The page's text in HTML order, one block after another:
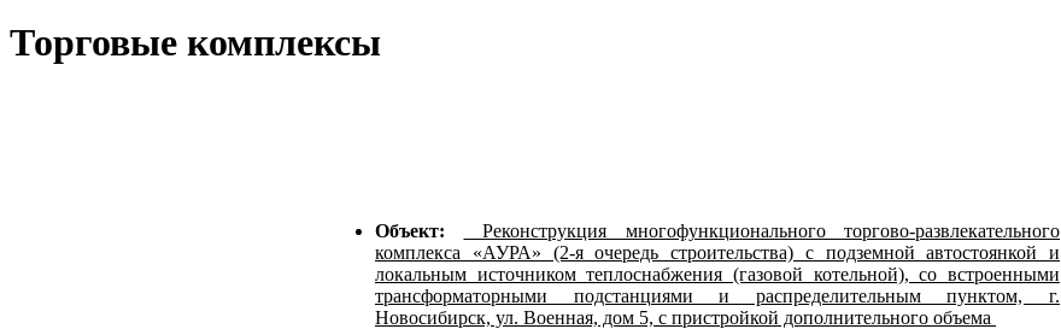
Торговые комплексы
Объект:
Реконструкция многофункционального торгово-развлекательного
комплекса «АУРА» (2-я очередь строительства) с подземной автостоянкой и
локальным источником теплоснабжения (газовой котельной), со встроенными
трансформаторными подстанциями и распределительным пунктом, г.
Новосибирск, ул. Военная, дом 5, с пристройкой дополнительного объема